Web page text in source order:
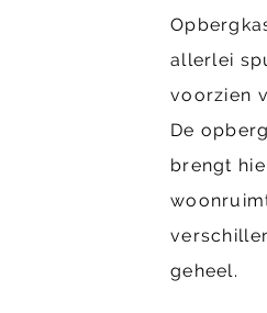
allerlei
voorzien
De
brengt
geheel.